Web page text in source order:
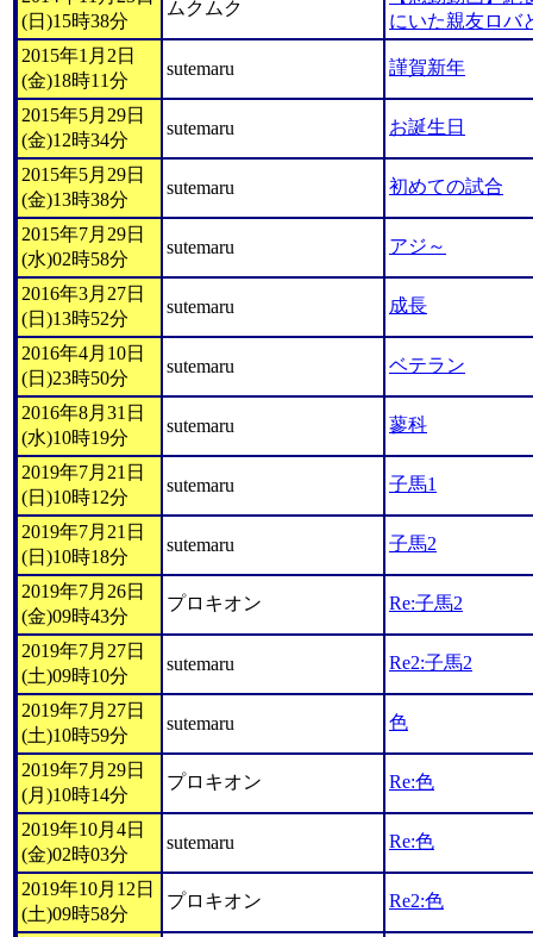
(日)15時38分
ムクムク
にいた親友ロバ
2015年1月2日
(金)18時11分
sutemaru 謹賀新年
2015年5月29日
(金)12時34分
sutemaru お誕生日
2015年5月29日
(金)13時38分
sutemaru 初めての試合
2015年7月29日
(水)02時58分
sutemaru アジ～
2016年3月27日
(日)13時52分
sutemaru 成長
2016年4月10日
(日)23時50分
sutemaru ベテラン
2016年8月31日
(水)10時19分
sutemaru 蓼科
2019年7月21日
(日)10時12分
sutemaru 子馬1
2019年7月21日
(日)10時18分
sutemaru 子馬2
2019年7月26日
(金)09時43分
プロキオン Re:子馬2
2019年7月27日
(土)09時10分
sutemaru Re2:子馬2
2019年7月27日
(土)10時59分
sutemaru 色
2019年7月29日
(月)10時14分
プロキオン Re:色
2019年10月4日
(金)02時03分
sutemaru Re:色
2019年10月12日
(土)09時58分
プロキオン Re2:色